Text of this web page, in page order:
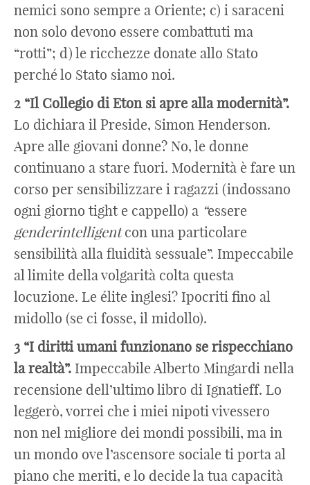
nemici sono sempre a Oriente; c) i saraceni
non solo devono essere combattuti ma
“rotti”; d) le ricchezze donate allo Stato
perché lo Stato siamo noi.
2 “Il Collegio di Eton si apre alla modernità”.
Lo dichiara il Preside, Simon Henderson.
Apre alle giovani donne? No, le donne
continuano a stare fuori. Modernità è fare un
corso per sensibilizzare i ragazzi (indossano
ogni giorno tight e cappello) a “essere
genderintelligentcon una particolare
sensibilità alla fluidità sessuale”. Impeccabile
al limite della volgarità colta questa
locuzione. Le élite inglesi? Ipocriti fino al
midollo (se ci fosse, il midollo).
3 “I diritti umani funzionano se rispecchiano
la realtà”. Impeccabile Alberto Mingardi nella
recensione dell’ultimo libro di Ignatieff. Lo
leggerò, vorrei che i miei nipoti vivessero
non nel migliore dei mondi possibili, ma in
un mondo ove l’ascensore sociale ti porta al
piano che meriti, e lo decide la tua capacità